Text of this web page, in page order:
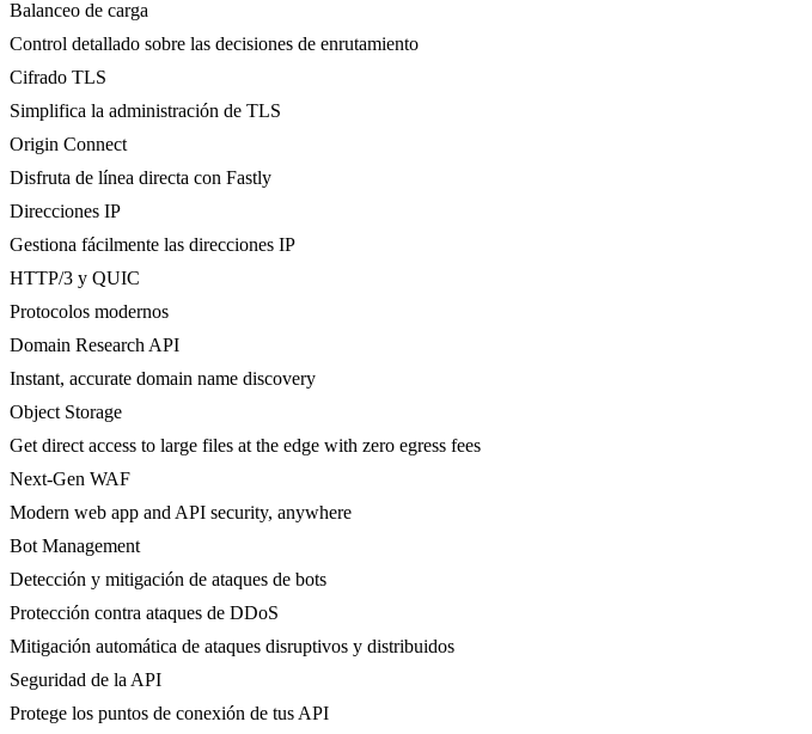
Balanceo de carga
Control detallado sobre las decisiones de enrutamiento
Cifrado TLS
Simplifica la administración de TLS
Origin Connect
Disfruta de línea directa con Fastly
Direcciones IP
Gestiona fácilmente las direcciones IP
HTTP/3 y QUIC
Protocolos modernos
Domain Research API
Instant, accurate domain name discovery
Object Storage
Get direct access to large files at the edge with zero egress fees
Next-Gen WAF
Modern web app and API security, anywhere
Bot Management
Detección y mitigación de ataques de bots
Protección contra ataques de DDoS
Mitigación automática de ataques disruptivos y distribuidos
Seguridad de la API
Protege los puntos de conexión de tus API